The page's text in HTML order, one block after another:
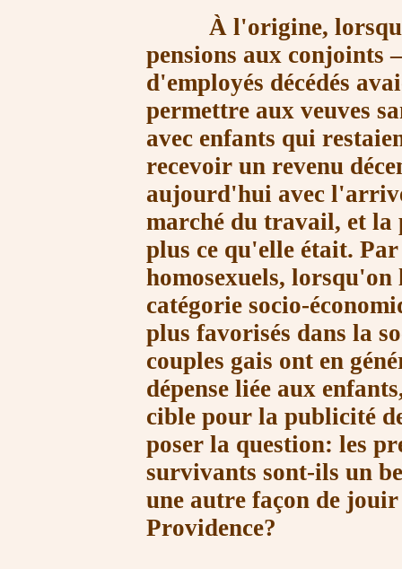
À l'origine,
pensions aux conjoints
d'employés décédés
permettre aux veuves
avec enfants qui
recevoir un revenu
aujourd'hui avec
marché du travail, et la
plus ce qu'elle était.
homosexuels, lorsqu'on
catégorie socio-
plus favorisés dans la
couples gais ont en
dépense liée aux
cible pour la publicité
poser la question: les
survivants sont-ils un
une autre façon de
Providence?